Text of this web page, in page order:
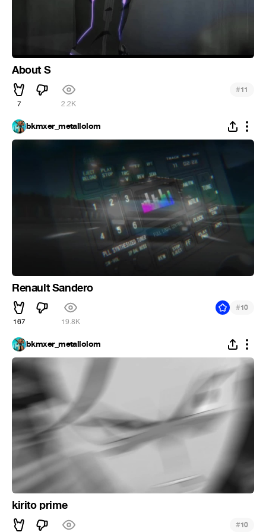
About S
7 2.2K
#11
bkmxer_metallolom
Renault Sandero
167 19.8K
#10
bkmxer_metallolom
kirito prime
#10